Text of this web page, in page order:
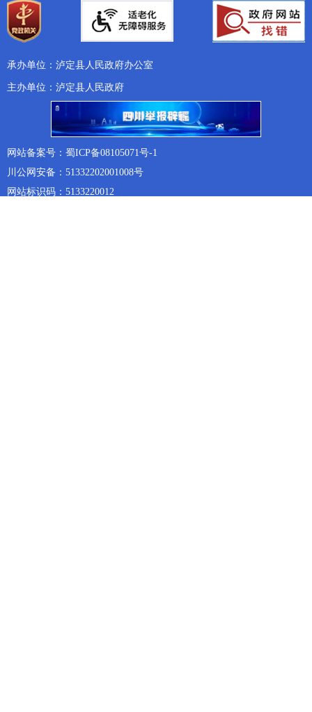
承办单位：泸定县人民政府办公室
主办单位：泸定县人民政府
网站备案号：蜀ICP备08105071号-1
川公网安备：51332202001008号
网站标识码：5133220012